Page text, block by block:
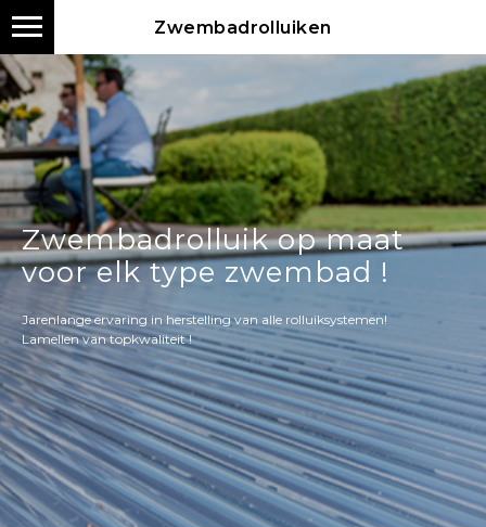
Zwembadrolluiken
Zwembadrolluik op maat
voor elk type zwembad !
Jarenlange ervaring in herstelling van alle rolluiksystemen!
Lamellen van topkwaliteit !